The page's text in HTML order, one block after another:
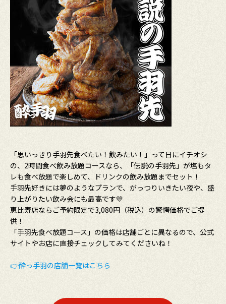
「思いっきり手羽先食べたい！飲みたい！」って日にイチオシ
の、2時間食べ飲み放題コースなら、「伝説の手羽先」が塩もタ
レも食べ放題で楽しめて、ドリンクの飲み放題までセット！
手羽先好きには夢のようなプランで、がっつりいきたい夜や、盛
り上がりたい飲み会にも最高です💛
恵比寿店ならご予約限定で3,080円（税込）の驚愕価格でご提
供！
「手羽先食べ放題コース」の価格は店舗ごとに異なるので、公式
サイトやお店に直接チェックしてみてくださいね！
👉酔っ手羽の店舗一覧はこちら